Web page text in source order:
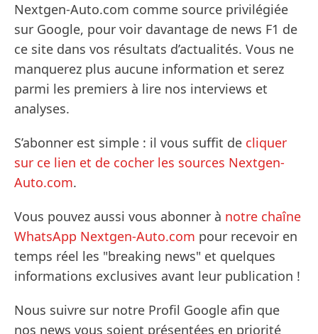
Nextgen-Auto.com comme source privilégiée
sur Google, pour voir davantage de news F1 de
ce site dans vos résultats d’actualités. Vous ne
manquerez plus aucune information et serez
parmi les premiers à lire nos interviews et
analyses.
S’abonner est simple : il vous suffit de cliquer
sur ce lien et de cocher les sources Nextgen-
Auto.com.
Vous pouvez aussi vous abonner à notre chaîne
WhatsApp Nextgen-Auto.com pour recevoir en
temps réel les "breaking news" et quelques
informations exclusives avant leur publication !
Nous suivre sur notre Profil Google afin que
nos news vous soient présentées en priorité